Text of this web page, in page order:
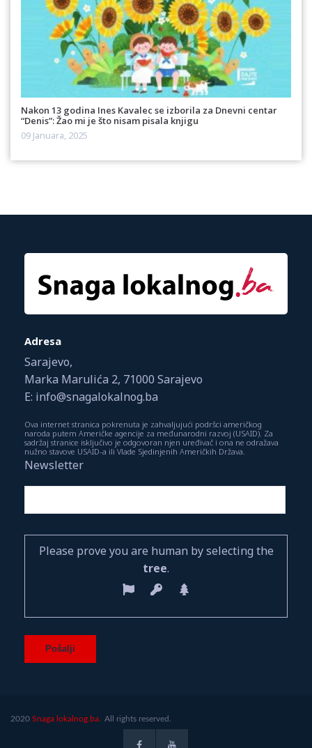
Nakon 13 godina Ines Kavalec se izborila za Dnevni centar
“Denis”: Žao mi je što nisam pisala knjigu
09 Januara, 2025
Adresa
Sarajevo,
Marka Marulića 2, 71000 Sarajevo
E: info@snagalokalnog.ba
Ova internet stranica pokrenuta je zahvaljujući podršci američkog
naroda putem Američke agencije za međunarodni razvoj (USAID). Za
sadržaj stranice isključivo je odgovoran njen uređivač i ona ne odražava
nužno stavove USAID-a ili Vlade Sjedinjenih Američkih Država.
Newsletter
Please prove you are human by selecting the
tree.
2020 Snaga lokalnog.ba. All rights reserved.